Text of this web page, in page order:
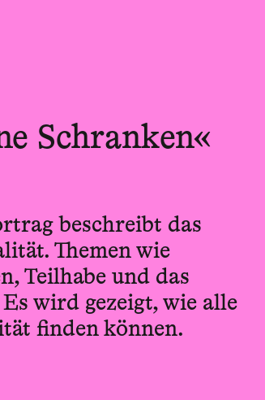
Schranken«
beschreibt das
Themen wie
Teilhabe und das
wird gezeigt, wie alle
finden können.